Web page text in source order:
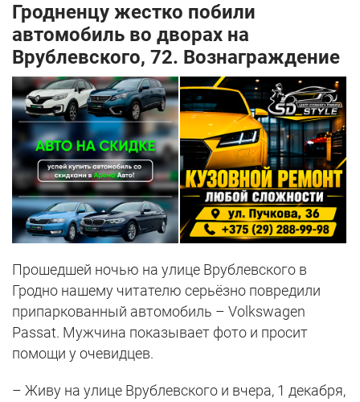
Гродненцу жестко побили
автомобиль во дворах на
Врублевского, 72. Вознаграждение
Прошедшей ночью на улице Врублевского в
Гродно нашему читателю серьёзно повредили
припаркованный автомобиль – Volkswagen
Passat. Мужчина показывает фото и просит
помощи у очевидцев.
– Живу на улице Врублевского и вчера, 1 декабря,